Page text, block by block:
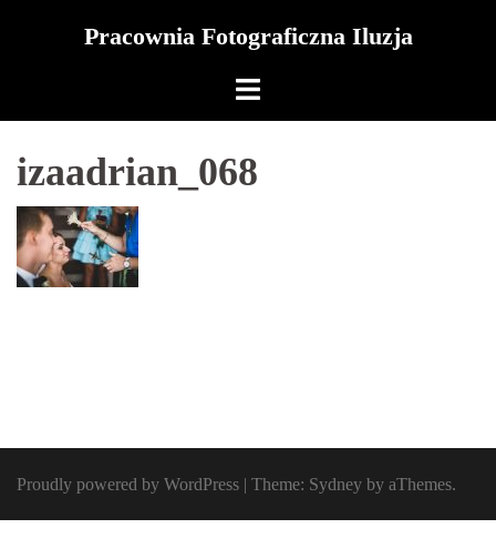
Pracownia Fotograficzna Iluzja
izaadrian_068
Proudly powered by WordPress | Theme: Sydney by aThemes.